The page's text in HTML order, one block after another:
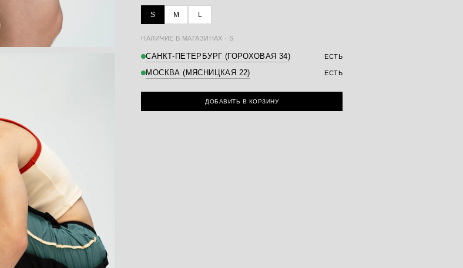
S M L
НАЛИЧИЕ В МАГАЗИНАХ · S
САНКТ-ПЕТЕРБУРГ (ГОРОХОВАЯ 34) ЕСТЬ
МОСКВА (МЯСНИЦКАЯ 22) ЕСТЬ
ДОБАВИТЬ В КОРЗИНУ